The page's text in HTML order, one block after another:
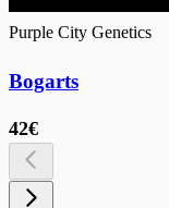
Purple City Genetics
Bogarts
42€